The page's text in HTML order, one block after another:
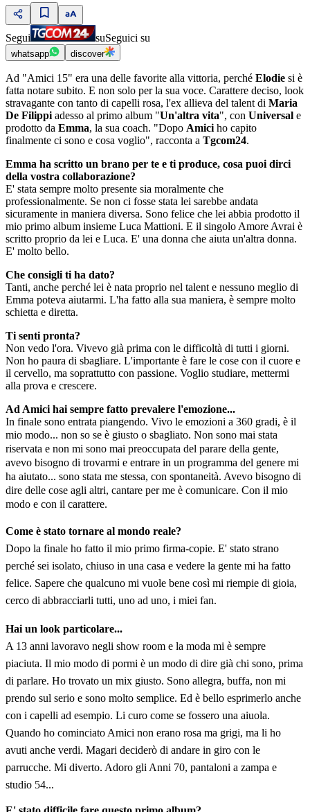
Segui suSeguici su
whatsapp discover
Ad "Amici 15" era una delle favorite alla vittoria, perché Elodie si è
fatta notare subito. E non solo per la sua voce. Carattere deciso, look
stravagante con tanto di capelli rosa, l'ex allieva del talent di Maria
De Filippi adesso al primo album "Un'altra vita", con Universal e
prodotto da Emma, la sua coach. "Dopo Amici ho capito
finalmente ci sono e cosa voglio", racconta a Tgcom24.
Emma ha scritto un brano per te e ti produce, cosa puoi dirci
della vostra collaborazione?
E' stata sempre molto presente sia moralmente che
professionalmente. Se non ci fosse stata lei sarebbe andata
sicuramente in maniera diversa. Sono felice che lei abbia prodotto il
mio primo album insieme Luca Mattioni. E il singolo Amore Avrai è
scritto proprio da lei e Luca. E' una donna che aiuta un'altra donna.
E' molto bello.
Che consigli ti ha dato?
Tanti, anche perché lei è nata proprio nel talent e nessuno meglio di
Emma poteva aiutarmi. L'ha fatto alla sua maniera, è sempre molto
schietta e diretta.
Ti senti pronta?
Non vedo l'ora. Vivevo già prima con le difficoltà di tutti i giorni.
Non ho paura di sbagliare. L'importante è fare le cose con il cuore e
il cervello, ma soprattutto con passione. Voglio studiare, mettermi
alla prova e crescere.
Ad Amici hai sempre fatto prevalere l'emozione...
In finale sono entrata piangendo. Vivo le emozioni a 360 gradi, è il
mio modo... non so se è giusto o sbagliato. Non sono mai stata
riservata e non mi sono mai preoccupata del parare della gente,
avevo bisogno di trovarmi e entrare in un programma del genere mi
ha aiutato... sono stata me stessa, con spontaneità. Avevo bisogno di
dire delle cose agli altri, cantare per me è comunicare. Con il mio
modo e con il carattere.
Come è stato tornare al mondo reale?
Dopo la finale ho fatto il mio primo firma-copie. E' stato strano
perché sei isolato, chiuso in una casa e vedere la gente mi ha fatto
felice. Sapere che qualcuno mi vuole bene così mi riempie di gioia,
cerco di abbracciarli tutti, uno ad uno, i miei fan.
Hai un look particolare...
A 13 anni lavoravo negli show room e la moda mi è sempre
piaciuta. Il mio modo di pormi è un modo di dire già chi sono, prima
di parlare. Ho trovato un mix giusto. Sono allegra, buffa, non mi
prendo sul serio e sono molto semplice. Ed è bello esprimerlo anche
con i capelli ad esempio. Li curo come se fossero una aiuola.
Quando ho cominciato Amici non erano rosa ma grigi, ma li ho
avuti anche verdi. Magari deciderò di andare in giro con le
parrucche. Mi diverto. Adoro gli Anni 70, pantaloni a zampa e
studio 54...